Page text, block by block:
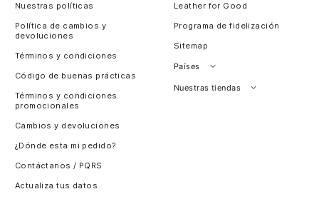
Nuestras políticas
Política de cambios y
devoluciones
Términos y condiciones
Código de buenas prácticas
Términos y condiciones
promocionales
Cambios y devoluciones
¿Dónde esta mi pedido?
Contáctanos / PQRS
Actualiza tus datos
Leather for Good
Programa de fidelización
Sitemap
Países
Perú
Nuestras tiendas